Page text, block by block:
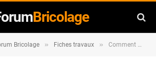
Bricolage
Bricolage » Fiches travaux » Comment peindre les murs d’une entrée